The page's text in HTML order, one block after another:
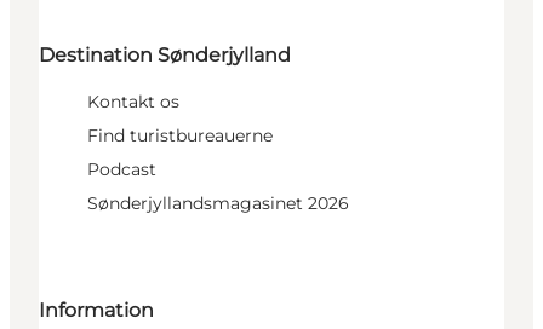
Destination Sønderjylland
Kontakt os
Find turistbureauerne
Podcast
Sønderjyllandsmagasinet 2026
Information